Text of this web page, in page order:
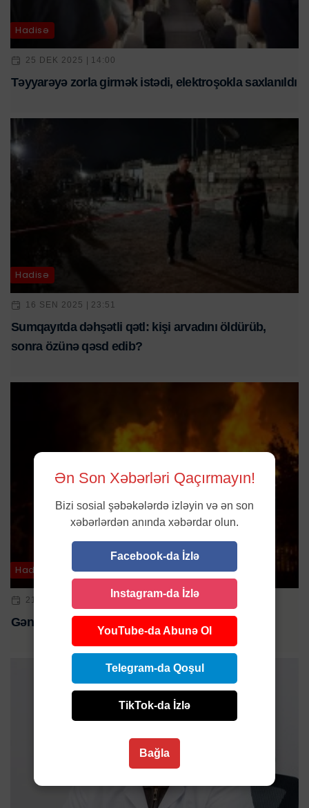
Hadisə
25 DEK 2025 | 14:00
Təyyarəyə zorla girmək istədi, elektroşokla saxlanıldı
Hadisə
16 SEN 2025 | 23:51
Sumqayıtda dəhşətli qətl: kişi arvadını öldürüb,
sonra özünə qəsd edib?
Hadisə
21 MAR 2026 | 15:38
Gəncədə evdə partlayış - 61 yaşlı kişi yaralandı
Ən Son Xəbərləri Qaçırmayın!
Bizi sosial şəbəkələrdə izləyin və ən son
xəbərlərdən anında xəbərdar olun.
Facebook-da İzlə
Instagram-da İzlə
YouTube-da Abunə Ol
Telegram-da Qoşul
TikTok-da İzlə
Bağla